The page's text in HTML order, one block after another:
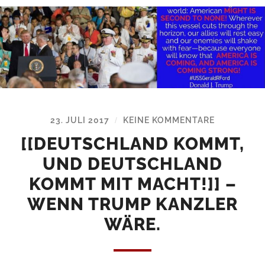
23. JULI 2017 / KEINE KOMMENTARE
[[DEUTSCHLAND KOMMT,
UND DEUTSCHLAND
KOMMT MIT MACHT!]] –
WENN TRUMP KANZLER
WÄRE.